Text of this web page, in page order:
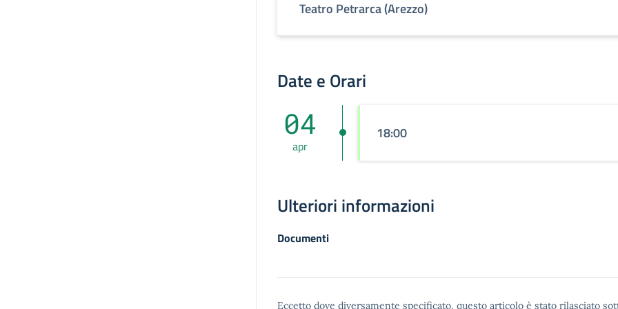
Teatro Petrarca (Arezzo)
Date e Orari
04
apr
18:00
Ulteriori informazioni
Documenti
Eccetto dove diversamente specificato, questo articolo è stato rilasciato